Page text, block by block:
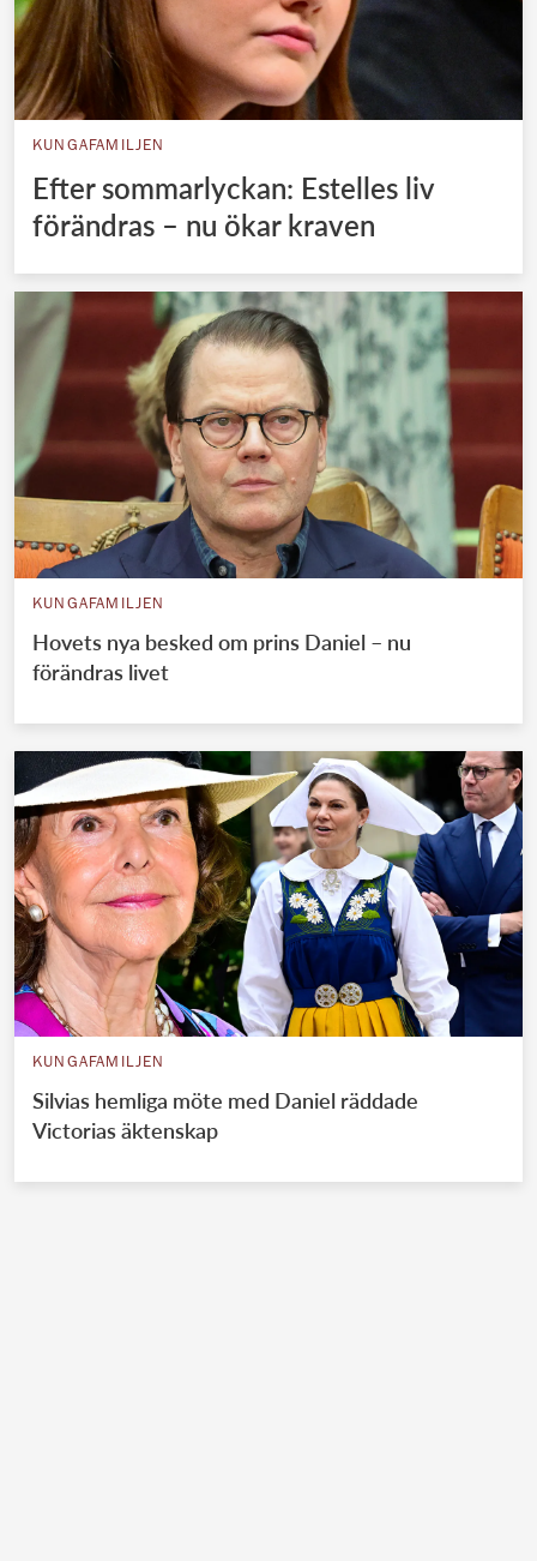
KUNGAFAMILJEN
Efter sommarlyckan: Estelles liv
förändras – nu ökar kraven
KUNGAFAMILJEN
Hovets nya besked om prins Daniel – nu
förändras livet
KUNGAFAMILJEN
Silvias hemliga möte med Daniel räddade
Victorias äktenskap